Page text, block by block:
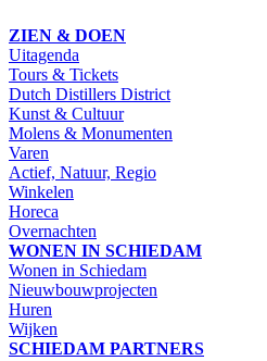
ZIEN & DOEN
Uitagenda
Tours & Tickets
Dutch Distillers District
Kunst & Cultuur
Molens & Monumenten
Varen
Actief, Natuur, Regio
Winkelen
Horeca
Overnachten
WONEN IN SCHIEDAM
Wonen in Schiedam
Nieuwbouwprojecten
Huren
Wijken
SCHIEDAM PARTNERS